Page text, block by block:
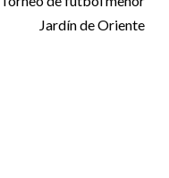
Jardín de Oriente